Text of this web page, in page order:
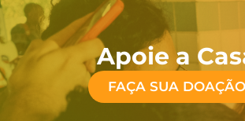
Apoie a
FAÇA SUA DOAÇÃO